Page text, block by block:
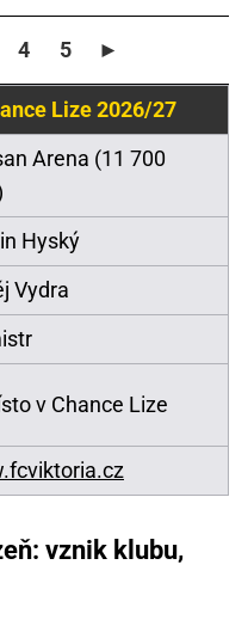
4 5 ►
Lize 2026/27
Arena (11 700
Hyský
Vydra
v Chance Lize
vznik klubu,